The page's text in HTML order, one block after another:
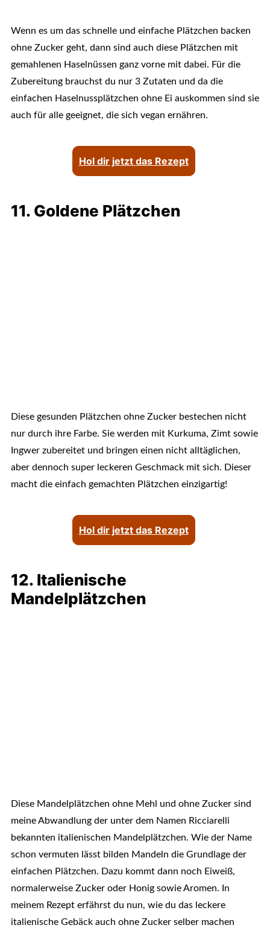
Wenn es um das schnelle und einfache Plätzchen backen
ohne Zucker geht, dann sind auch diese Plätzchen mit
gemahlenen Haselnüssen ganz vorne mit dabei. Für die
Zubereitung brauchst du nur 3 Zutaten und da die
einfachen Haselnussplätzchen ohne Ei auskommen sind sie
auch für alle geeignet, die sich vegan ernähren.
Hol dir jetzt das Rezept
11. Goldene Plätzchen
Diese gesunden Plätzchen ohne Zucker bestechen nicht
nur durch ihre Farbe. Sie werden mit Kurkuma, Zimt sowie
Ingwer zubereitet und bringen einen nicht alltäglichen,
aber dennoch super leckeren Geschmack mit sich. Dieser
macht die einfach gemachten Plätzchen einzigartig!
Hol dir jetzt das Rezept
12. Italienische
Mandelplätzchen
Diese Mandelplätzchen ohne Mehl und ohne Zucker sind
meine Abwandlung der unter dem Namen Ricciarelli
bekannten italienischen Mandelplätzchen. Wie der Name
schon vermuten lässt bilden Mandeln die Grundlage der
einfachen Plätzchen. Dazu kommt dann noch Eiweiß,
normalerweise Zucker oder Honig sowie Aromen. In
meinem Rezept erfährst du nun, wie du das leckere
italienische Gebäck auch ohne Zucker selber machen